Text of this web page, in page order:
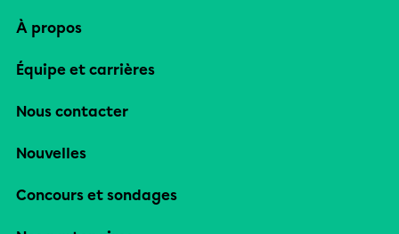
À propos
Équipe et carrières
Nous contacter
Nouvelles
Concours et sondages